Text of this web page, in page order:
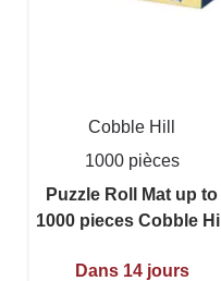
Cobble Hill
1000 pièces
Puzzle Roll Mat up to
1000 pieces Cobble Hill
Dans 14 jours